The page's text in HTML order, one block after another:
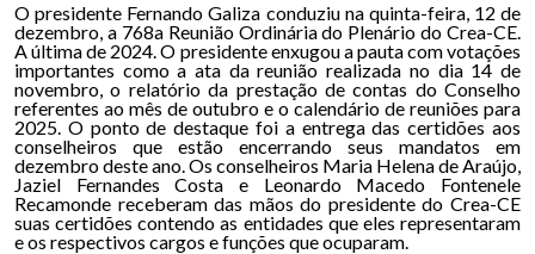
O presidente Fernando Galiza conduziu na quinta-feira, 12 de
dezembro, a 768a Reunião Ordinária do Plenário do Crea-CE.
A última de 2024. O presidente enxugou a pauta com votações
importantes como a ata da reunião realizada no dia 14 de
novembro, o relatório da prestação de contas do Conselho
referentes ao mês de outubro e o calendário de reuniões para
2025. O ponto de destaque foi a entrega das certidões aos
conselheiros que estão encerrando seus mandatos em
dezembro deste ano. Os conselheiros Maria Helena de Araújo,
Jaziel Fernandes Costa e Leonardo Macedo Fontenele
Recamonde receberam das mãos do presidente do Crea-CE
suas certidões contendo as entidades que eles representaram
e os respectivos cargos e funções que ocuparam.